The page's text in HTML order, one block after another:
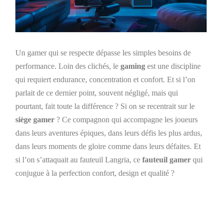
Un gamer qui se respecte dépasse les simples besoins de
performance. Loin des clichés, le gaming est une discipline
qui requiert endurance, concentration et confort. Et si l’on
parlait de ce dernier point, souvent négligé, mais qui
pourtant, fait toute la différence ? Si on se recentrait sur le
siège gamer ? Ce compagnon qui accompagne les joueurs
dans leurs aventures épiques, dans leurs défis les plus ardus,
dans leurs moments de gloire comme dans leurs défaites. Et
si l’on s’attaquait au fauteuil Langria, ce fauteuil gamer qui
conjugue à la perfection confort, design et qualité ?